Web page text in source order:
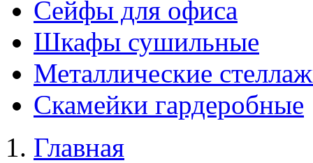
Сейфы для офиса
Шкафы сушильные
Металлические
Скамейки гардеробные
Главная